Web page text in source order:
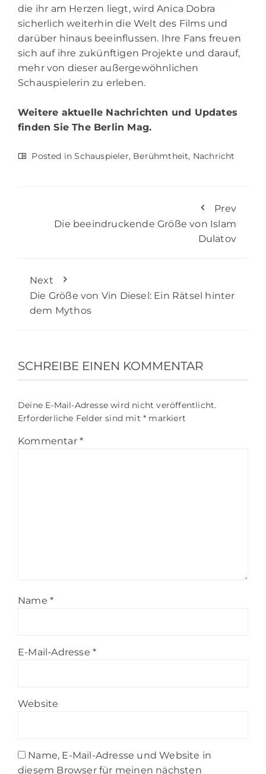
die ihr am Herzen liegt, wird Anica Dobra
sicherlich weiterhin die Welt des Films und
darüber hinaus beeinflussen. Ihre Fans freuen
sich auf ihre zukünftigen Projekte und darauf,
mehr von dieser außergewöhnlichen
Schauspielerin zu erleben.
Weitere aktuelle Nachrichten und Updates
finden SieThe Berlin Mag.
Posted inSchauspieler, Berühmtheit, Nachricht
Prev
Die beeindruckende Größe von Islam
Dulatov
Next
Die Größe von Vin Diesel: Ein Rätsel hinter
dem Mythos
SCHREIBE EINEN KOMMENTAR
Deine E-Mail-Adresse wird nicht veröffentlicht.
Erforderliche Felder sind mit * markiert
Kommentar *
Name *
E-Mail-Adresse *
Website
Name, E-Mail-Adresse und Website in
diesem Browser für meinen nächsten